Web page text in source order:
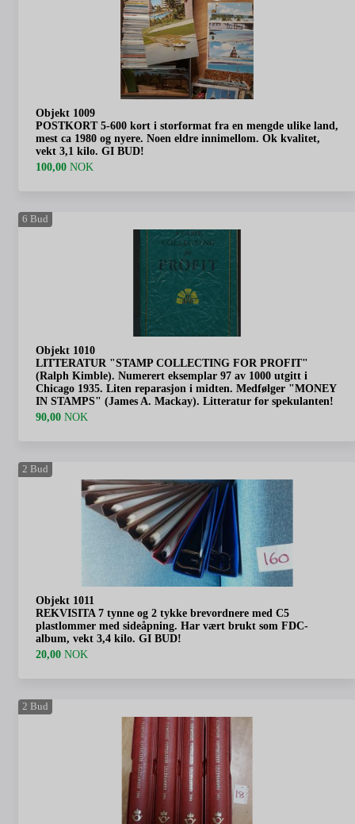
Objekt 1009
POSTKORT 5-600 kort i storformat fra en mengde ulike land,
mest ca 1980 og nyere. Noen eldre innimellom. Ok kvalitet,
vekt 3,1 kilo. GI BUD!
100,00 NOK
6 Bud
Objekt 1010
LITTERATUR "STAMP COLLECTING FOR PROFIT"
(Ralph Kimble). Numerert eksemplar 97 av 1000 utgitt i
Chicago 1935. Liten reparasjon i midten. Medfølger "MONEY
IN STAMPS" (James A. Mackay). Litteratur for spekulanten!
90,00 NOK
2 Bud
Objekt 1011
REKVISITA 7 tynne og 2 tykke brevordnere med C5
plastlommer med sideåpning. Har vært brukt som FDC-
album, vekt 3,4 kilo. GI BUD!
20,00 NOK
2 Bud